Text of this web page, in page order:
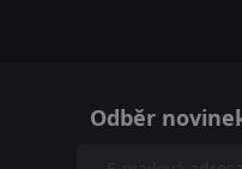
Odběr